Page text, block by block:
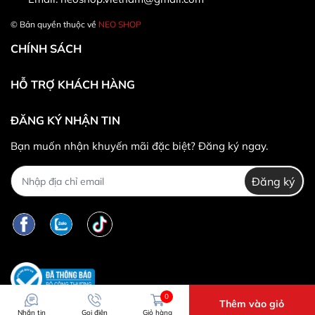
Trường hợp không được đổi trả hàng:
© Bản quyền thuộc về NEO SHOP
CHÍNH SÁCH
HỖ TRỢ KHÁCH HÀNG
ĐĂNG KÝ NHẬN TIN
Bạn muốn nhận khuyến mãi đặc biệt? Đăng ký ngay.
Đăng ký
Nhắn tin Gọi điện
0
Giỏ hàng
Thêm vào giỏ